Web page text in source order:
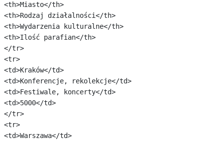
<th>Miasto</th>
<th>Rodzaj działalności</th>
<th>Wydarzenia kulturalne</th>
<th>Ilość parafian</th>
</tr>
<tr>
<td>Kraków</td>
<td>Konferencje, rekolekcje</td>
<td>Festiwale, koncerty</td>
<td>5000</td>
</tr>
<tr>
<td>Warszawa</td>